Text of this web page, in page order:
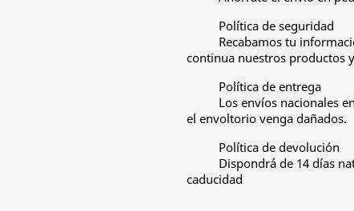
Política de seguridad
Recabamos tu
continua nuestros productos
Política de entrega
Los envíos nacionales
el envoltorio venga dañados.
Política de devolución
Dispondrá de 14 días
caducidad